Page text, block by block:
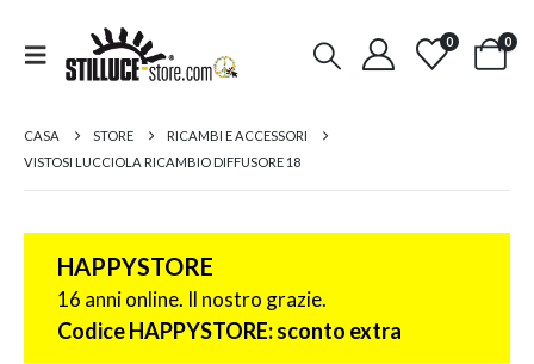
0 0
CASA STORE
RICAMBI E ACCESSORI
VISTOSI LUCCIOLA RICAMBIO DIFFUSORE 18
HAPPYSTORE
16 anni online. Il nostro grazie.
Codice HAPPYSTORE: sconto extra